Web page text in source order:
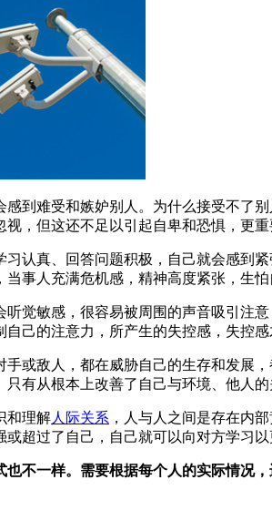
感到难受和嫉妒别人。为什么接受不
，但这还不足以引起自卑和恐惧，更
认真、回答问题积极，自己就会感到
事人充满危机感，精神高度紧张，生
觉敏感，很容易被周围的声音吸引注
己的注意力，所产生的失控感，失控
或敌人，都在威胁自己的生存和发展
有从根本上改善了自己与环境、他人
和理解人际关系 ，人与人之间是存在内
超过了自己，自己就可以向对方学习
不一样。需要根据每个人的实际情况